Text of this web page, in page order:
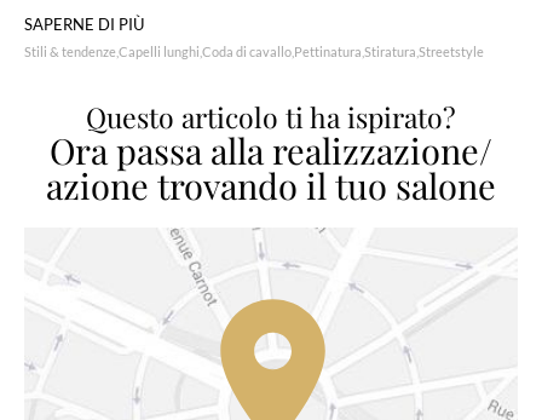
SAPERNE DI PIÙ
Stili & tendenze Capelli lunghi Coda di cavallo Pettinatura Stiratura Streetstyle
Questo articolo ti ha ispirato?
Ora passa alla realizzazione/
azione trovando il tuo salone